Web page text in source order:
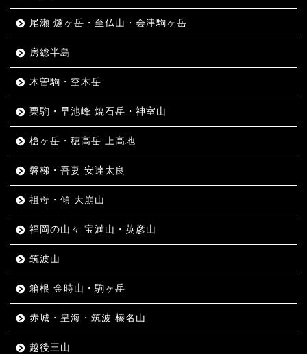
尾瀬 燧ヶ岳・至仏山・会津駒ヶ岳
房総半島
木曽駒・空木岳
栗駒・早池峰 焼石岳・神室山
槍ヶ岳・穂高岳 上高地
磐梯・吾妻 安達太良
祖母・傾 大崩山
福岡の山々 宝満山・英彦山
筑波山
箱根 金時山・駒ヶ岳
赤城・皇海・筑波 榛名山
越後三山